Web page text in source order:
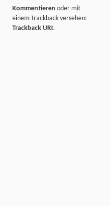
Kommentieren oder mit
einem Trackback versehen:
Trackback URI.